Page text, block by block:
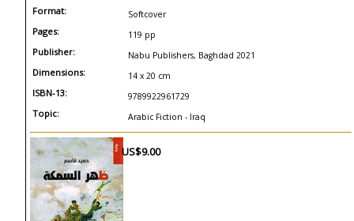
Format: Softcover
Pages: 119 pp
Publisher: Nabu Publishers, Baghdad 2021
Dimensions: 14 x 20 cm
ISBN-13: 9789922961729
Topic: Arabic Fiction - Iraq
US$9.00